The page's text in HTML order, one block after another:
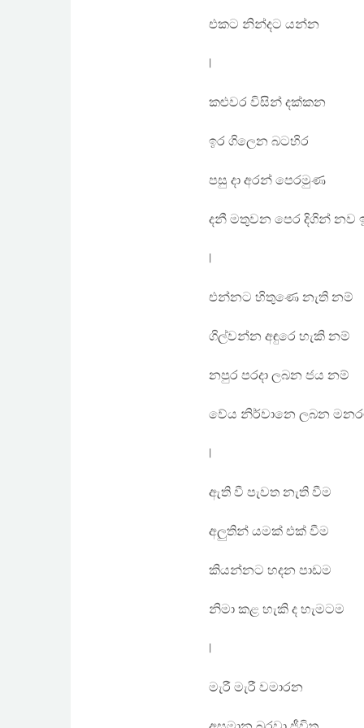
එකට නින්දට යන්න
|
කළුවර විසින් දක්කන
ඉර ගිලෙන බටහිර
පසු දා අරන් පෙරමුණ
දනී මතුවන පෙර දිගින් නව
|
එන්නට හිතුණෙ නැති නම්
ගිල්වන්න අඳුරෙ හැකි නම්
නපුර පරදා ලබන ජය නම්
වේය නිර්වානෙ ලබන
|
ඇති වී පැවත නැති වීම
අලුතින් යමක් එක් වීම
කියන්නට හදන පාඩම
නිමා කළ හැකි ද හැමටම
|
මැරී මැරී වමාරන